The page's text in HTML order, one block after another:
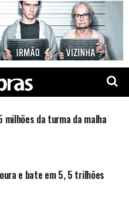
milhões da turma da malha
e bate em 5, 5 trilhões